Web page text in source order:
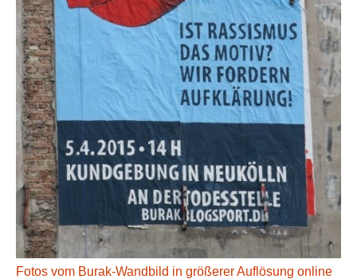
Fotos vom Burak-Wandbild in größerer Auflösung online